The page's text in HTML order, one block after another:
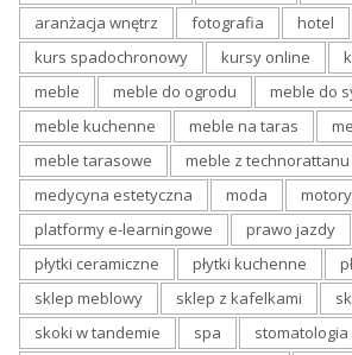
aranżacja wnętrz
fotografia hotel
kurs spadochronowy
kursy online
meble
meble do ogrodu
meble do
meble kuchenne
meble na taras
meble tarasowe
meble z technorattanu
medycyna estetyczna
moda
platformy e-learningowe
prawo jazdy
płytki ceramiczne
płytki kuchenne
sklep meblowy
sklep z kafelkami
skoki w tandemie
spa stomatologia